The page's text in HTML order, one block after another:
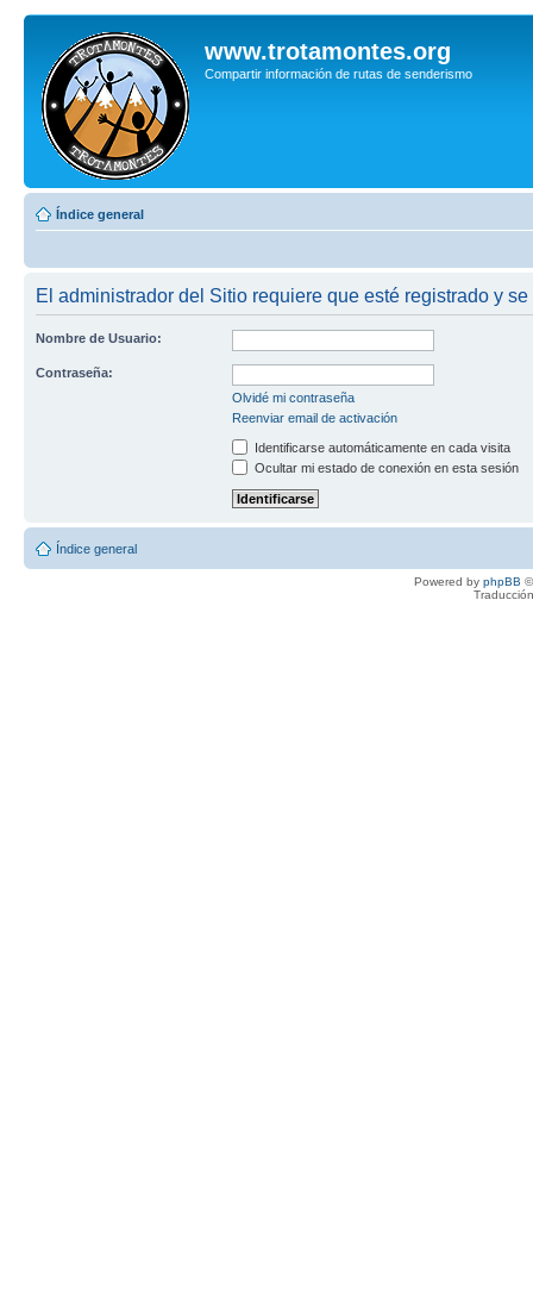
www.trotamontes.org
Compartir información de rutas de senderismo
Índice general
El administrador del Sitio requiere que esté registrado y
Nombre de Usuario:
Contraseña:
Olvidé mi contraseña
Reenviar email de activación
Identificarse automáticamente en cada visita
Ocultar mi estado de conexión en esta sesión
Índice general
Powered by phpBB